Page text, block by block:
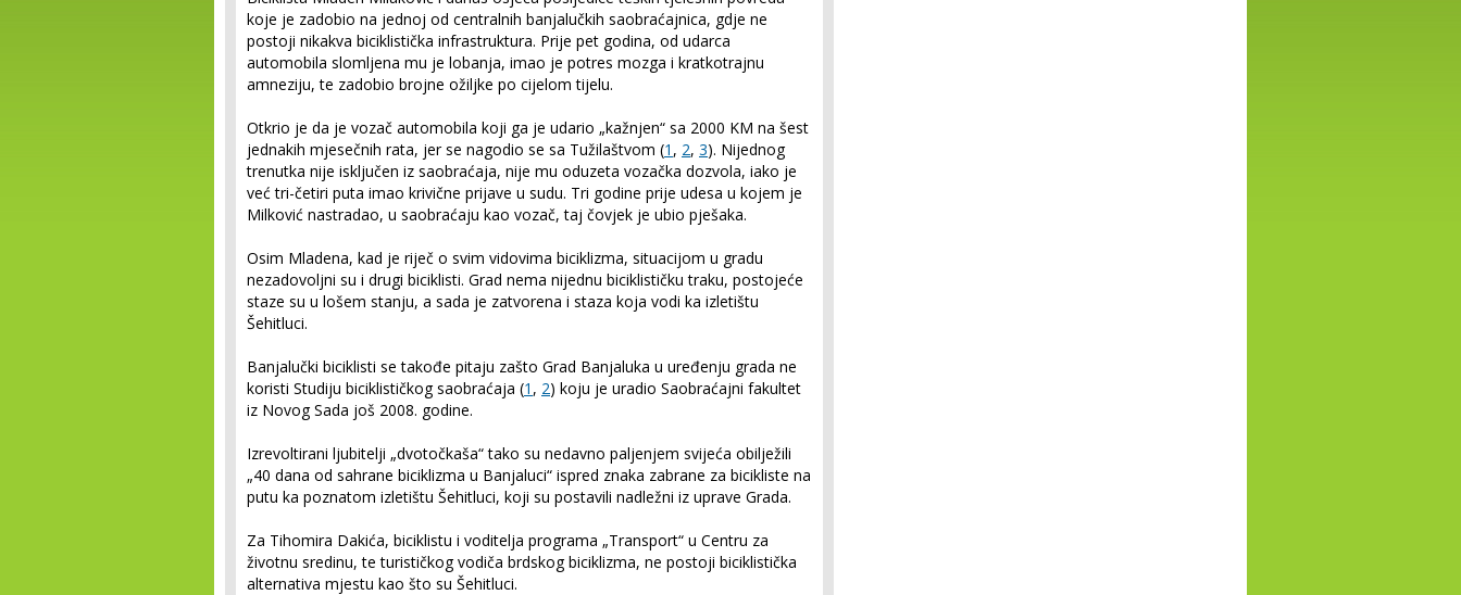
koje je zadobio na jednoj od centralnih banjalučkih saobraćajnica, gdje ne
postoji nikakva biciklistička infrastruktura. Prije pet godina, od udarca
automobila slomljena mu je lobanja, imao je potres mozga i kratkotrajnu
amneziju, te zadobio brojne ožiljke po cijelom tijelu.
Otkrio je da je vozač automobila koji ga je udario „kažnjen“ sa 2000 KM na šest
jednakih mjesečnih rata, jer se nagodio se sa Tužilaštvom (1 , 2, 3). Nijednog
trenutka nije isključen iz saobraćaja, nije mu oduzeta vozačka dozvola, iako je
već tri-četiri puta imao krivične prijave u sudu. Tri godine prije udesa u kojem je
Milković nastradao, u saobraćaju kao vozač, taj čovjek je ubio pješaka.
Osim Mladena, kad je riječ o svim vidovima biciklizma, situacijom u gradu
nezadovoljni su i drugi biciklisti. Grad nema nijednu biciklističku traku, postojeće
staze su u lošem stanju, a sada je zatvorena i staza koja vodi ka izletištu
Šehitluci.
Banjalučki biciklisti se takođe pitaju zašto Grad Banjaluka u uređenju grada ne
koristi Studiju biciklističkog saobraćaja (1 , 2) koju je uradio Saobraćajni fakultet
iz Novog Sada još 2008. godine.
Izrevoltirani ljubitelji „dvotočkaša“ tako su nedavno paljenjem svijeća obilježili
„40 dana od sahrane biciklizma u Banjaluci“ ispred znaka zabrane za bicikliste na
putu ka poznatom izletištu Šehitluci, koji su postavili nadležni iz uprave Grada.
Za Tihomira Dakića, biciklistu i voditelja programa „Transport“ u Centru za
životnu sredinu, te turističkog vodiča brdskog biciklizma, ne postoji biciklistička
alternativa mjestu kao što su Šehitluci.